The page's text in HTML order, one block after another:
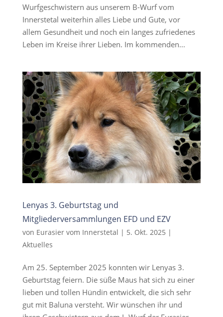
Wurfgeschwistern aus unserem B-Wurf vom
Innerstetal weiterhin alles Liebe und Gute, vor
allem Gesundheit und noch ein langes zufriedenes
Leben im Kreise ihrer Lieben. Im kommenden...
Lenyas 3. Geburtstag und
Mitgliederversammlungen EFD und EZV
von Eurasier vom Innerstetal | 5. Okt. 2025 |
Aktuelles
Am 25. September 2025 konnten wir Lenyas 3.
Geburtstag feiern. Die süße Maus hat sich zu einer
lieben und tollen Hündin entwickelt, die sich sehr
gut mit Baluna versteht. Wir wünschen ihr und